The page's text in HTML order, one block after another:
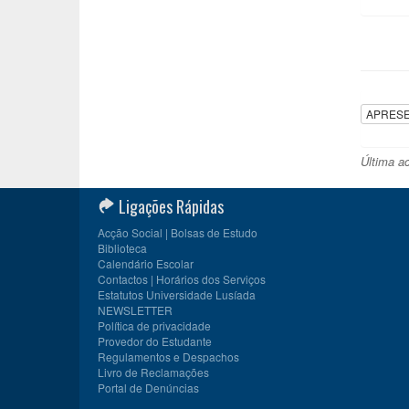
Última
Ligações Rápidas
Acção Social | Bolsas de Estudo
Biblioteca
Calendário Escolar
Contactos | Horários dos Serviços
Estatutos Universidade Lusíada
NEWSLETTER
Política de privacidade
Provedor do Estudante
Regulamentos e Despachos
Livro de Reclamações
Portal de Denúncias